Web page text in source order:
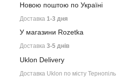
Новою поштою по Україні
Доставка 1-3 дня
У магазини Rozetka
Доставка 3-5 днів
Uklon Delivery
Доставка Uklon по місту Тернопіль